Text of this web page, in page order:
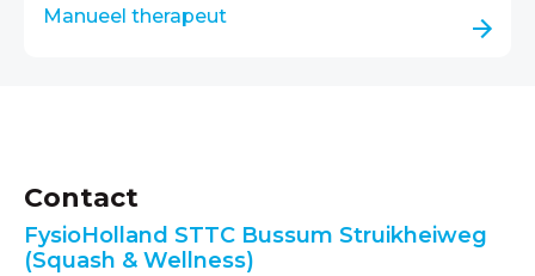
Manueel therapeut
Contact
FysioHolland STTC Bussum Struikheiweg
(Squash & Wellness)